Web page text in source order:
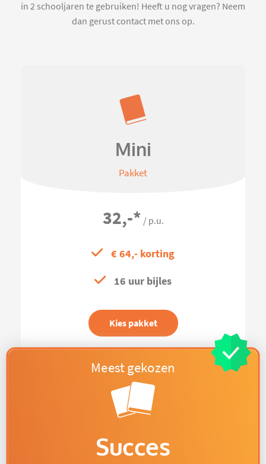
in 2 schooljaren te gebruiken! Heeft u nog vragen? Neem
dan gerust contact met ons op.
Mini
Pakket
32,-* / p.u.
€ 64,- korting
16 uur bijles
Kies pakket
Succes